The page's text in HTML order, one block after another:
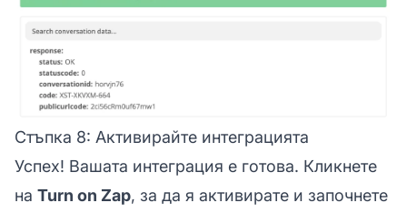
Стъпка 8: Активирайте интеграцията
Успех! Вашата интеграция е готова. Кликнете
на Turn on Zap, за да я активирате и започнете